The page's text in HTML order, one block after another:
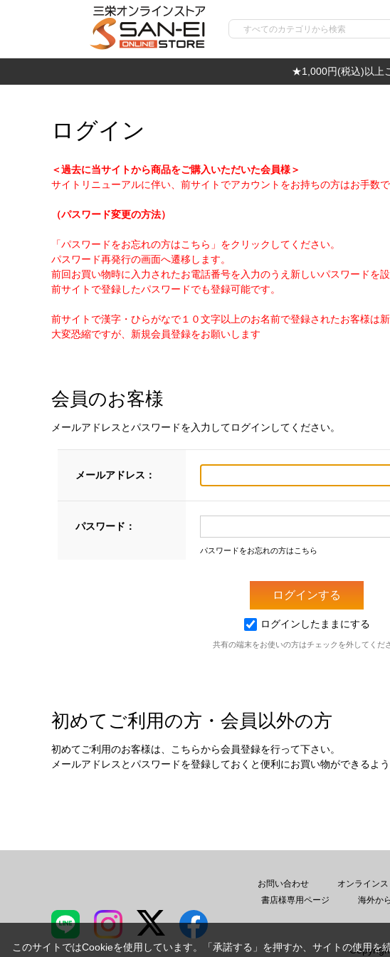
★1,000円(税込)以上
ログイン
＜過去に当サイトから商品をご購入いただいた会員様＞
サイトリニューアルに伴い、前サイトでアカウントをお持ちの方はお手数
（パスワード変更の方法）
「パスワードをお忘れの方はこちら」をクリックしてください。
パスワード再発行の画面へ遷移します。
前回お買い物時に入力されたお電話番号を入力のうえ新しいパスワードを設
前サイトで登録したパスワードでも登録可能です。
前サイトで漢字・ひらがなで１０文字以上のお名前で登録されたお客様は
大変恐縮ですが、新規会員登録をお願いします
会員のお客様
メールアドレスとパスワードを入力してログインしてください。
メールアドレス：
パスワード：
パスワードをお忘れの方はこちら
ログインしたままにする
共有の端末をお使いの方はチェックを外してくだ
初めてご利用の方・会員以外の方
初めてご利用のお客様は、こちらから会員登録を行って下さい。
メールアドレスとパスワードを登録しておくと便利にお買い物ができるよう
お問い合わせ
オンライン
書店様専用ページ
海外か
このサイトではCookieを使用しています。「承諾する」を押すか、サイトの使用を